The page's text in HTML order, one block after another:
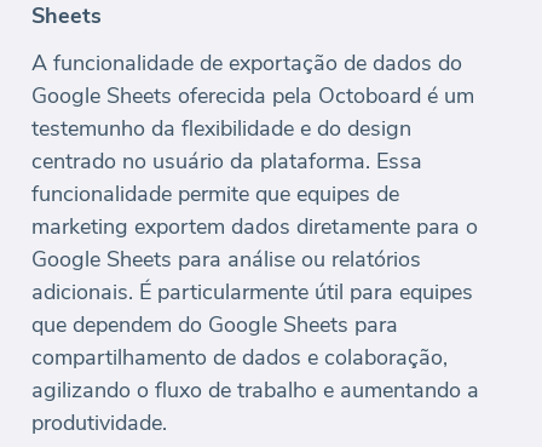
Sheets
A funcionalidade de exportação de dados do
Google Sheets oferecida pela Octoboard é um
testemunho da flexibilidade e do design
centrado no usuário da plataforma. Essa
funcionalidade permite que equipes de
marketing exportem dados diretamente para o
Google Sheets para análise ou relatórios
adicionais. É particularmente útil para equipes
que dependem do Google Sheets para
compartilhamento de dados e colaboração,
agilizando o fluxo de trabalho e aumentando a
produtividade.